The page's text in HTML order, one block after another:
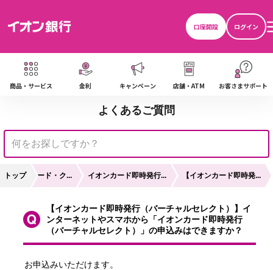
口座開設
ログイン
商品・サービス 金利 キャンペーン 店舗・ATM お客さまサポート
よくあるご質問
トップ
ッシュカード・ク... イオンカード即時発行... 【イオンカード即時発...
【イオンカード即時発行（バーチャルセレクト）】イ
ンターネットやスマホから「イオンカード即時発行
（バーチャルセレクト）」の申込みはできますか？
お申込みいただけます。